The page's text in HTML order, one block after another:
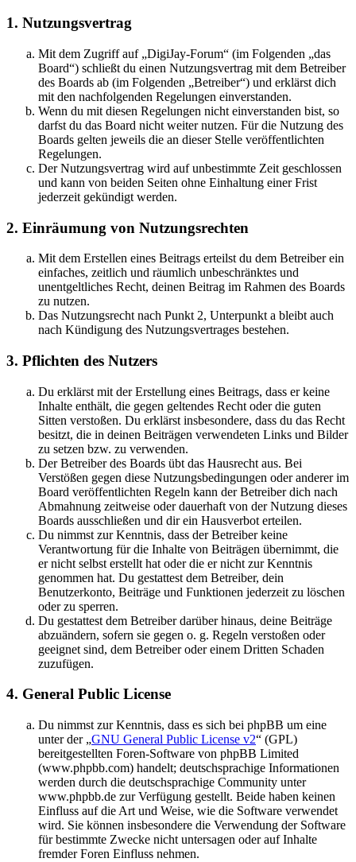
1. Nutzungsvertrag
Mit dem Zugriff auf „DigiJay-Forum“ (im Folgenden „das
Board“) schließt du einen Nutzungsvertrag mit dem Betreiber
des Boards ab (im Folgenden „Betreiber“) und erklärst dich
mit den nachfolgenden Regelungen einverstanden.
Wenn du mit diesen Regelungen nicht einverstanden bist, so
darfst du das Board nicht weiter nutzen. Für die Nutzung des
Boards gelten jeweils die an dieser Stelle veröffentlichten
Regelungen.
Der Nutzungsvertrag wird auf unbestimmte Zeit geschlossen
und kann von beiden Seiten ohne Einhaltung einer Frist
jederzeit gekündigt werden.
2. Einräumung von Nutzungsrechten
Mit dem Erstellen eines Beitrags erteilst du dem Betreiber ein
einfaches, zeitlich und räumlich unbeschränktes und
unentgeltliches Recht, deinen Beitrag im Rahmen des Boards
zu nutzen.
Das Nutzungsrecht nach Punkt 2, Unterpunkt a bleibt auch
nach Kündigung des Nutzungsvertrages bestehen.
3. Pflichten des Nutzers
Du erklärst mit der Erstellung eines Beitrags, dass er keine
Inhalte enthält, die gegen geltendes Recht oder die guten
Sitten verstoßen. Du erklärst insbesondere, dass du das Recht
besitzt, die in deinen Beiträgen verwendeten Links und Bilder
zu setzen bzw. zu verwenden.
Der Betreiber des Boards übt das Hausrecht aus. Bei
Verstößen gegen diese Nutzungsbedingungen oder anderer im
Board veröffentlichten Regeln kann der Betreiber dich nach
Abmahnung zeitweise oder dauerhaft von der Nutzung dieses
Boards ausschließen und dir ein Hausverbot erteilen.
Du nimmst zur Kenntnis, dass der Betreiber keine
Verantwortung für die Inhalte von Beiträgen übernimmt, die
er nicht selbst erstellt hat oder die er nicht zur Kenntnis
genommen hat. Du gestattest dem Betreiber, dein
Benutzerkonto, Beiträge und Funktionen jederzeit zu löschen
oder zu sperren.
Du gestattest dem Betreiber darüber hinaus, deine Beiträge
abzuändern, sofern sie gegen o. g. Regeln verstoßen oder
geeignet sind, dem Betreiber oder einem Dritten Schaden
zuzufügen.
4. General Public License
Du nimmst zur Kenntnis, dass es sich bei phpBB um eine
unter der „GNU General Public License v2“ (GPL)
bereitgestellten Foren-Software von phpBB Limited
(www.phpbb.com) handelt; deutschsprachige Informationen
werden durch die deutschsprachige Community unter
www.phpbb.de zur Verfügung gestellt. Beide haben keinen
Einfluss auf die Art und Weise, wie die Software verwendet
wird. Sie können insbesondere die Verwendung der Software
für bestimmte Zwecke nicht untersagen oder auf Inhalte
fremder Foren Einfluss nehmen.